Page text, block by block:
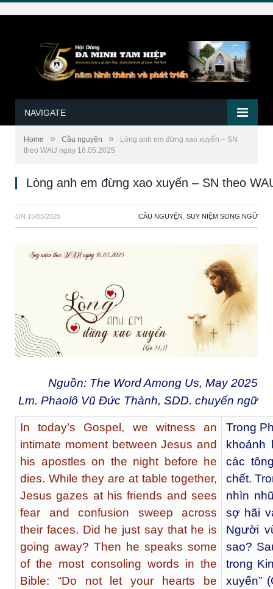
NAVIGATE
Home » Cầu nguyện »
Lòng anh em đừng xao xuyến – SN
theo WAU ngày 16.05.2025
Lòng anh em đừng xao xuyến – SN theo
ON 15/05/2025 CẦU NGUYỆN SUY NIỆM SONG NGỮ
Nguồn: The Word Among Us, May 2025
Lm. Phaolô Vũ Đức Thành, SDD. chuyển ngữ
In today’s Gospel, we witness an
intimate moment between Jesus and
his apostles on the night before he
dies. While they are at table together,
Jesus gazes at his friends and sees
fear and confusion sweep across
their faces. Did he just say that he is
going away? Then he speaks some
of the most consoling words in the
Bible: “Do not let your hearts be
Trong
​​khoảnh
các
chết.
nhìn
sợ hãi
Người
sao?
trong
xuyến”